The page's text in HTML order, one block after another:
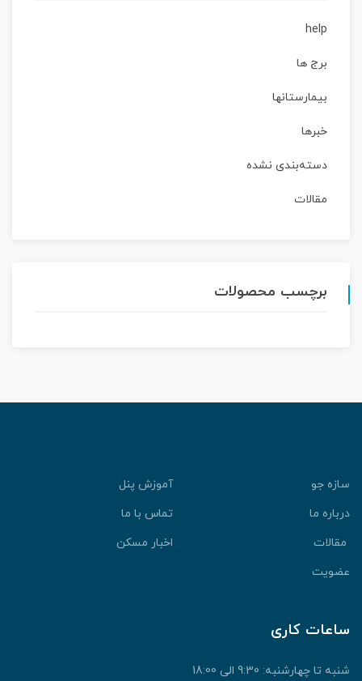
help
برج ها
بیمارستانها
خبرها
دسته‌بندی نشده
مقالات
برچسب محصولات
سازه جو
آموزش پنل
درباره ما
تماس با ما
مقالات
اخبار مسکن
عضویت
ساعات کاری
شنبه تا چهارشنبه: 9:30 الی 18:00